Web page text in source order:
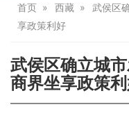
首页 西藏
武侯区
享政策利好
武侯区确立城
商界坐享政策